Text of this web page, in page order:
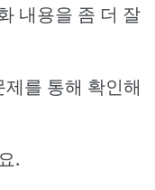
내용을 좀 더 잘
를 통해 확인해
.